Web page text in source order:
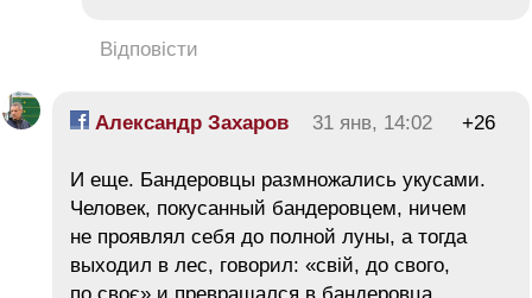
Відповісти
Александр Захаров 31 янв, 14:02 +26
И еще. Бандеровцы размножались укусами.
Человек, покусанный бандеровцем, ничем
не проявлял себя до полной луны, а тогда
выходил в лес, говорил: «свій, до свого,
по своє» и превращался в бандеровца